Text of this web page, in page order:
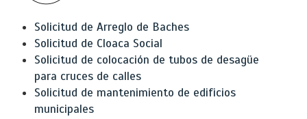
Solicitud de Arreglo de Baches
Solicitud de Cloaca Social
Solicitud de colocación de tubos de desagüe
para cruces de calles
Solicitud de mantenimiento de edificios
municipales